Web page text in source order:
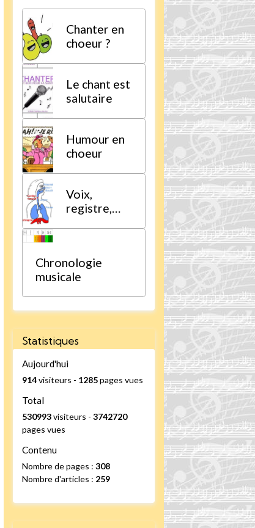
Chanter en
choeur ?
Le chant est
salutaire
Humour en
choeur
Voix,
registre,
Chronologie
musicale
Statistiques
Aujourd'hui
914visiteurs - 1285pages vues
Total
530993visiteurs -3742720
pages vues
Contenu
Nombre de pages :308
Nombre d'articles : 259